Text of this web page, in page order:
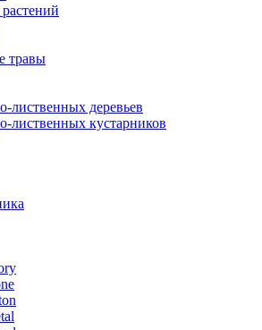
травы
лиственных деревьев
лиственных кустарников